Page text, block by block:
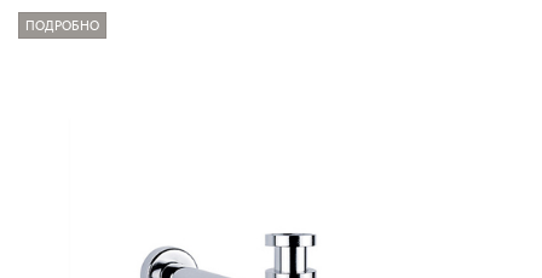
ПОДРОБНО